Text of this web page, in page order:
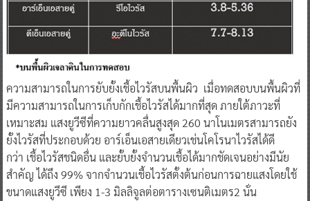
ความสามารถในการยับยั้งเชื้อไวรัสบนพื้นผิว เมื่อทดสอบบนพื้นผิวที่
มีความสามารถในการเก็บกักเชื้อไวรัสได้มากที่สุด ภายใต้ภาวะที่
เหมาะสม แสงยูวีซีที่ความยาวคลื่นสูงสุด 260 นาโนเมตรสามารถยัง
ยั้งไวรัสที่ประกอบด้วย อาร์เอ็นเอสายเดียวเช่นโคโรนาไวรัสได้ดี
กว่า เชื้อไวรัสชนิดอื่น และยั้บยั้งจำนวนเชื้อได้มากชัดเจนอย่างมีนัย
สำคัญ ได้ถึง 99% จากจำนวนเชื้อไวรัสตั้งต้นก่อนการฉายแสงโดยใช้
ขนาดแสงยูวีซี เพียง 1-3 มิลลิจูลต่อตารางเซนติเมตร2 นั่น